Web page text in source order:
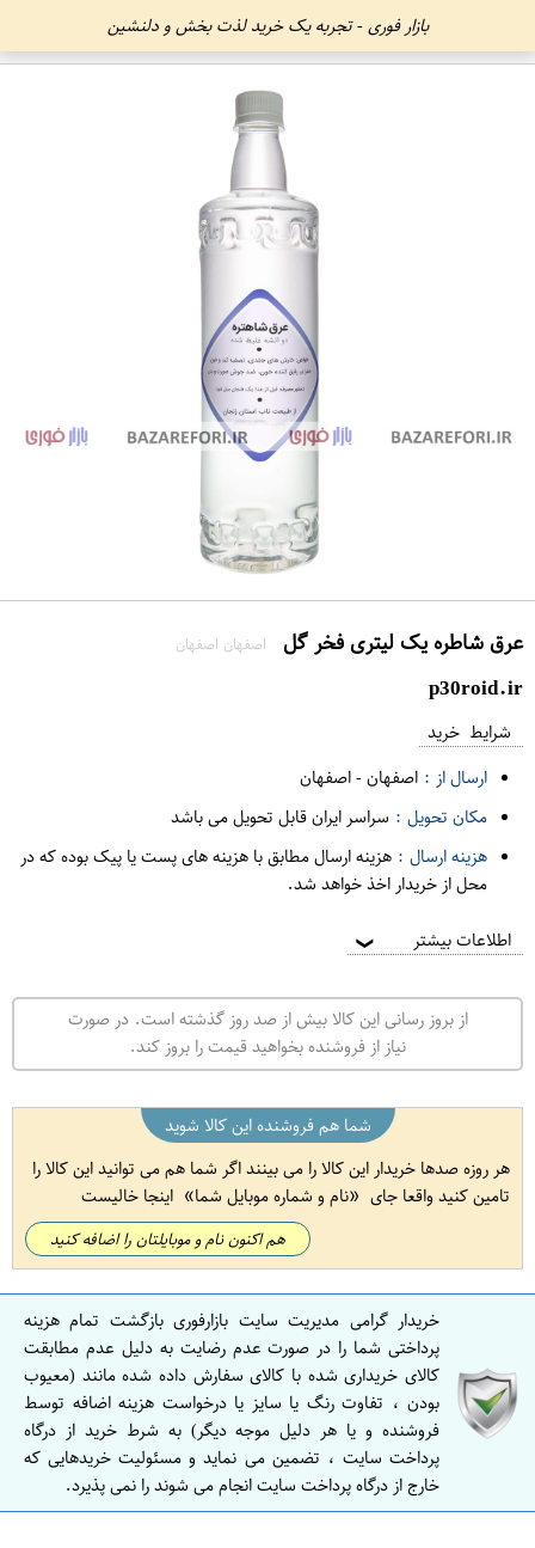
بازار فوری - تجربه یک خرید لذت بخش و دلنشین
عرق شاطره یک لیتری فخر گل اصفهان اصفهان
p30roid.ir
شرایط خرید
ارسال از : اصفهان-اصفهان
مکان تحویل : سراسر ایران قابل تحویل می باشد
هزینه ارسال : هزینه ارسال مطابق با هزینه های پست یا پیک بوده که در
محل از خریدار اخذ خواهد شد.
اطلاعات بیشتر ❯
از بروز رسانی این کالا بیش از صد روز گذشته است. در صورت
نیاز از فروشنده بخواهید قیمت را بروز کند.
شما هم فروشنده این کالا شوید
هر روزه صدها خریدار این کالا را می بینند اگر شما هم می توانید این کالا را
تامین کنید واقعا جای
نام و شماره موبایل شما اینجا خالیست
هم اکنون نام و موبایلتان را اضافه کنید
خریدار گرامی مدیریت سایت بازارفوری بازگشت تمام هزینه
پرداختی شما را در صورت عدم رضایت به دلیل عدم مطابقت
کالای خریداری شده با کالای سفارش داده شده مانند (معیوب
بودن ، تفاوت رنگ یا سایز یا درخواست هزینه اضافه توسط
فروشنده و یا هر دلیل موجه دیگر) به شرط خرید از درگاه
پرداخت سایت ، تضمین می نماید و مسئولیت خریدهایی که
خارج از درگاه پرداخت سایت انجام می شوند را نمی پذیرد.